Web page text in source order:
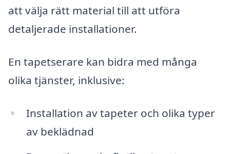
att välja rätt material till att utföra
detaljerade installationer.
En tapetserare kan bidra med många
olika tjänster, inklusive:
Installation av tapeter och olika typer
av beklädnad